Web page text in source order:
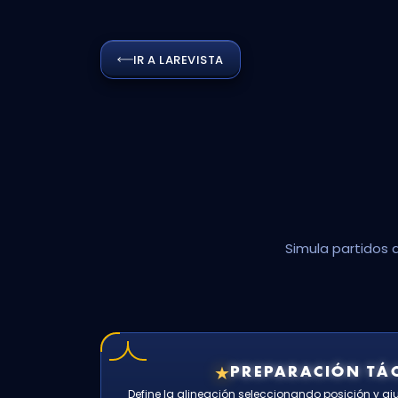
IR A LAREVISTA
Simula partidos
★ PREPARACIÓN
Define la alineación seleccionando posición y